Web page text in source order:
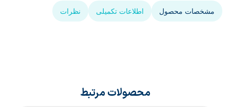
مشخصات محصول اطلاعات تکمیلی نظرات
محصولات مرتبط